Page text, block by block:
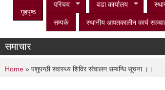
गृहपृष्ठ
परिचय वडा कार्यालय
सम्पर्क स्थानीय आपतकालीन कार्य
समाचार
You are here
Home » पशुपन्छी स्वास्थ्य शिविर संचालन सम्बन्धि सूचना ।।